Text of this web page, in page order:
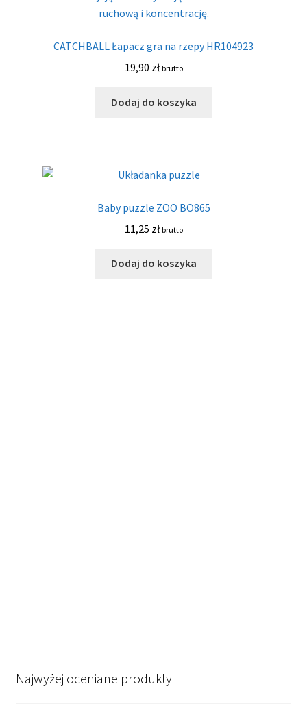
CATCHBALL Łapacz gra na rzepy HR104923
19,90 zł brutto
Dodaj do koszyka
Baby puzzle ZOO BO865
11,25 zł brutto
Dodaj do koszyka
Najwyżej oceniane produkty